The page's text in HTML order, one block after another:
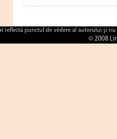
reflectă punctul de vedere al autorului şi
© 2008